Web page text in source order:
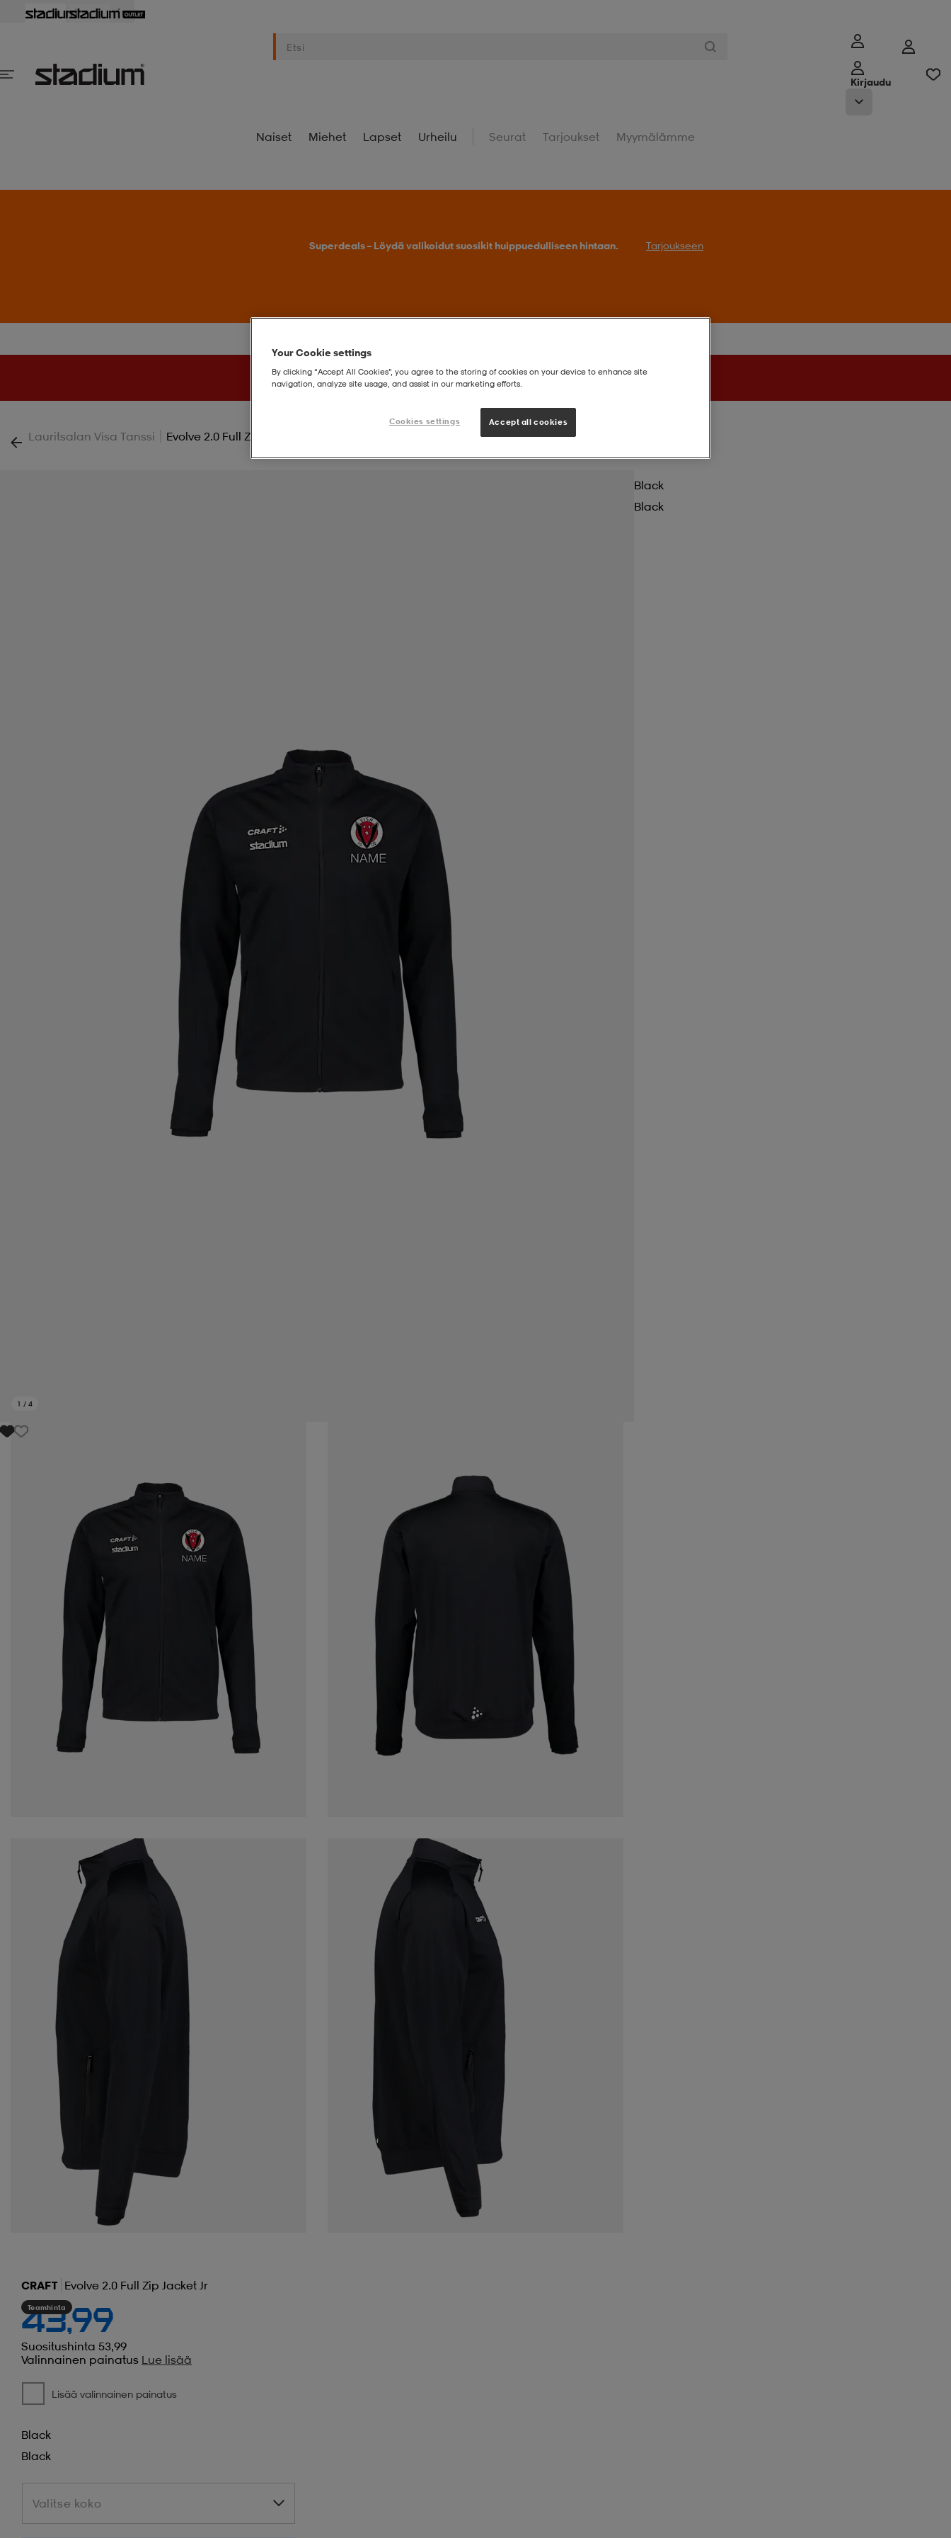
Kirjaudu
Naiset Miehet Lapset Urheilu Seurat Tarjoukset Myymälämme
Superdeals – Löydä valikoidut suosikit huippuedulliseen hintaan. Tarjoukseen
Joukkueen tuote:
Lauritsalan Visa Tanssi
Lauritsalan Visa Tanssi | Evolve 2.0 Full Zip Jacket Jr
1 / 4
Black
Black
CRAFT Evolve 2.0 Full Zip Jacket Jr
Teamhinta
43,99
Suositushinta 53,99
Valinnainen painatus Lue lisää
Lisää valinnainen painatus
Black
Black
Valitse koko
Valitse koko
Your Cookie settings
By clicking “Accept All Cookies”, you agree to the storing of cookies on your device to enhance site
navigation, analyze site usage, and assist in our marketing efforts.
Cookies settings Accept all cookies